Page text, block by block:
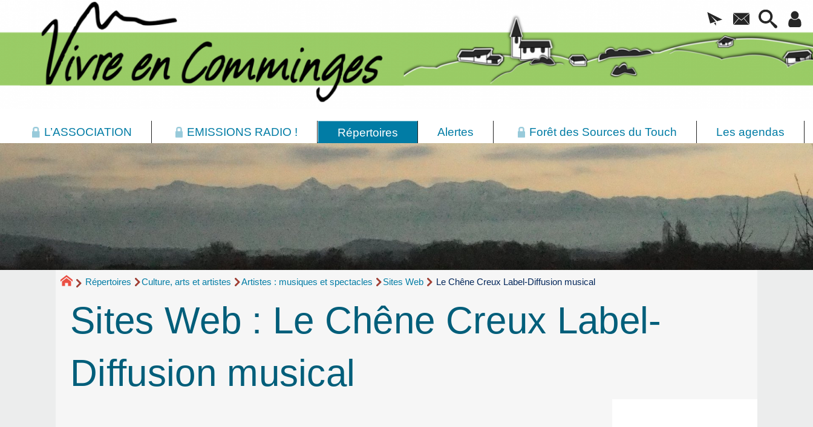
L’ASSOCIATION EMISSIONS RADIO ! Répertoires Alertes Forêt des Sources du Touch Les agendas
Répertoires Culture, arts et artistes Artistes : musiques et spectacles Sites Web Le Chêne Creux Label-Diffusion musical
Sites Web : Le Chêne Creux Label-
Diffusion musical